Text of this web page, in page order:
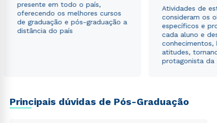
presente em todo o país,
oferecendo os melhores cursos
de graduação e pós-graduação a
distância do país
Atividades de
consideram os
específicos e
cada aluno e
conhecimentos,
atitudes,
protagonista da
Principais dúvidas de Pós-Graduação